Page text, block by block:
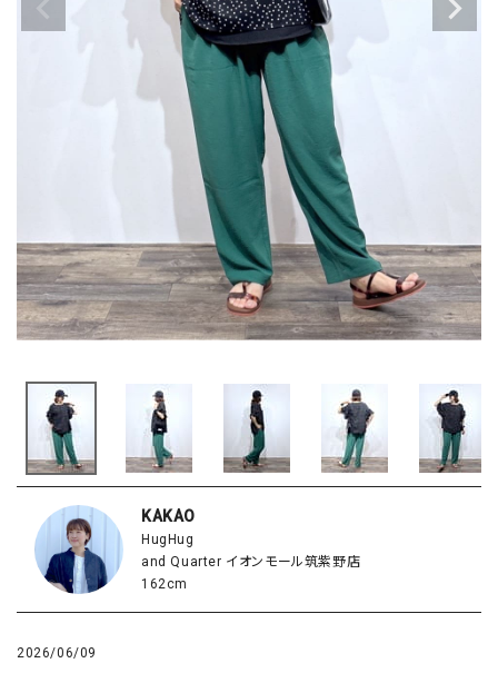
KAKAO
HugHug
and Quarter イオンモール筑紫野店
162cm
2026/06/09